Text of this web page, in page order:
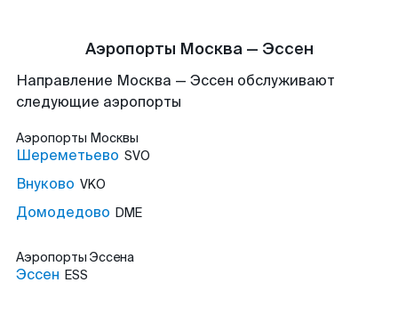
Аэропорты Москва — Эссен
Направление Москва — Эссен обслуживают
следующие аэропорты
Аэропорты Москвы
Шереметьево SVO
Внуково VKO
Домодедово DME
Аэропорты Эссена
Эссен ESS